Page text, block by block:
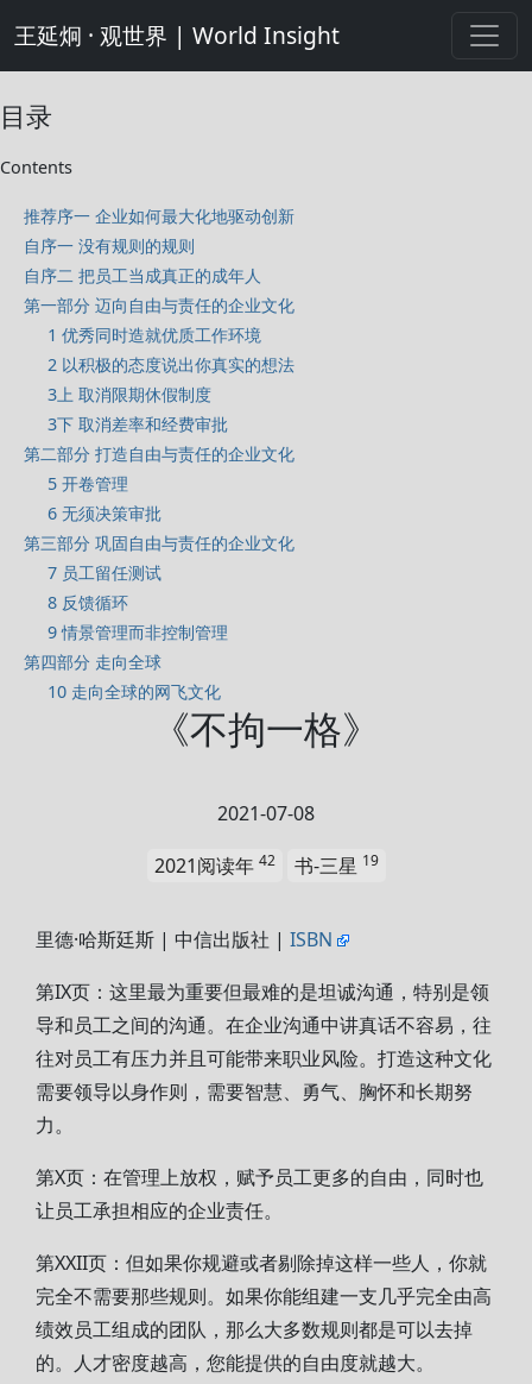
王延炯 · 观世界 | World Insight
目录
Contents
推荐序一 企业如何最大化地驱动创新
自序一 没有规则的规则
自序二 把员工当成真正的成年人
第一部分 迈向自由与责任的企业文化
1 优秀同时造就优质工作环境
2 以积极的态度说出你真实的想法
3上 取消限期休假制度
3下 取消差率和经费审批
第二部分 打造自由与责任的企业文化
5 开卷管理
6 无须决策审批
第三部分 巩固自由与责任的企业文化
7 员工留任测试
8 反馈循环
9 情景管理而非控制管理
第四部分 走向全球
10 走向全球的网飞文化
《不拘一格》
2021-07-08
2021阅读年 42 书-三星 19
里德·哈斯廷斯 | 中信出版社 | ISBN
第IX页：这里最为重要但最难的是坦诚沟通，特别是领
导和员工之间的沟通。在企业沟通中讲真话不容易，往
往对员工有压力并且可能带来职业风险。打造这种文化
需要领导以身作则，需要智慧、勇气、胸怀和长期努
力。
第X页：在管理上放权，赋予员工更多的自由，同时也
让员工承担相应的企业责任。
第XXII页：但如果你规避或者剔除掉这样一些人，你就
完全不需要那些规则。如果你能组建一支几乎完全由高
绩效员工组成的团队，那么大多数规则都是可以去掉
的。人才密度越高，您能提供的自由度就越大。